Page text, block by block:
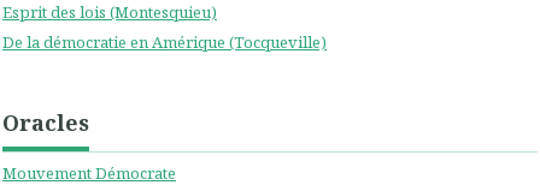
Esprit des lois (Montesquieu)
De la démocratie en Amérique (Tocqueville)
Oracles
Mouvement Démocrate